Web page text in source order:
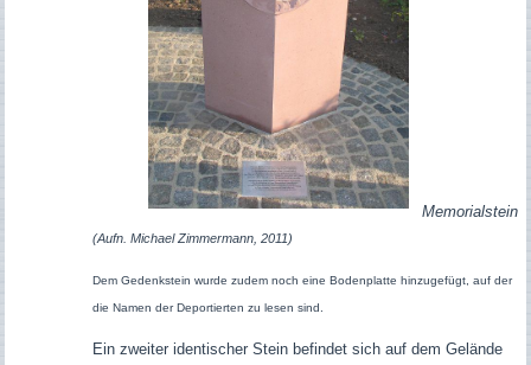
Memorialstein
(Aufn. Michael Zimmermann, 2011)
Dem Gedenkstein wurde zudem noch eine Bodenplatte hinzugefügt, auf der
die Namen der Deportierten zu lesen sind.
Ein zweiter identischer Stein befindet sich auf dem Gelände